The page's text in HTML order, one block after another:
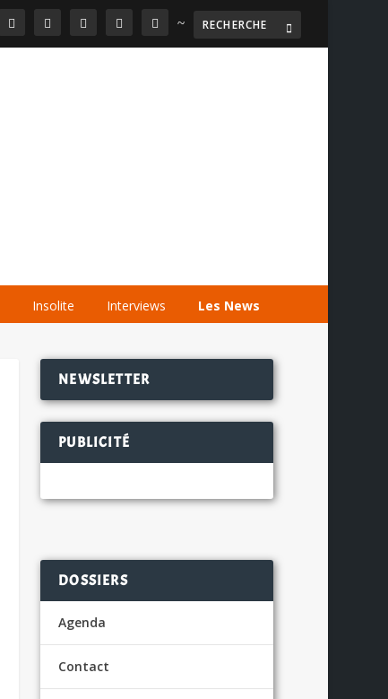
~
Insolite Interviews Les News
NEWSLETTER
PUBLICITÉ
DOSSIERS
Agenda
Contact